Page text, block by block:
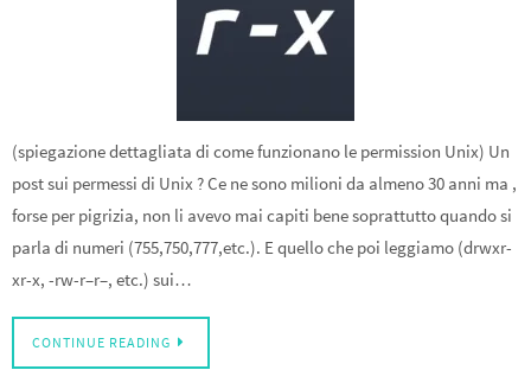
(spiegazione dettagliata di come funzionano le permission Unix) Un
post sui permessi di Unix ? Ce ne sono milioni da almeno 30 anni ma ,
forse per pigrizia, non li avevo mai capiti bene soprattutto quando si
parla di numeri (755,750,777,etc.). E quello che poi leggiamo (drwxr-
xr-x, -rw-r–r–, etc.) sui…
CONTINUE READING